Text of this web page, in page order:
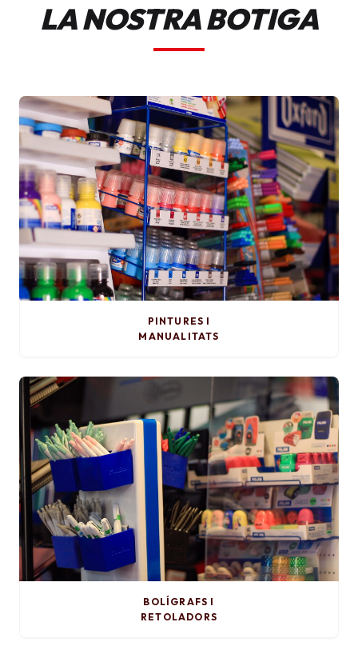
LA NOSTRA BOTIGA
PINTURES I
MANUALITATS
BOLÍGRAFS I
RETOLADORS